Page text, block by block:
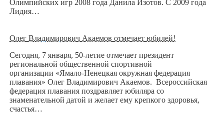
Олимпийских игр 2008 года Данила Изотов. С 2009 года
Лидия…
Олег Владимирович Акаемов отмечает юбилей!
Сегодня, 7 января, 50-летие отмечает президент
региональной общественной спортивной
организации «Ямало-Ненецкая окружная федерация
плавания» Олег Владимирович Акаемов. Всероссийская
федерация плавания поздравляет юбиляра со
знаменательной датой и желает ему крепкого здоровья,
счастья…